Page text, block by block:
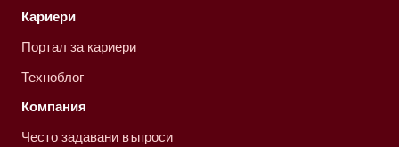
Кариери
Портал за кариери
Техноблог
Компания
Често задавани въпроси